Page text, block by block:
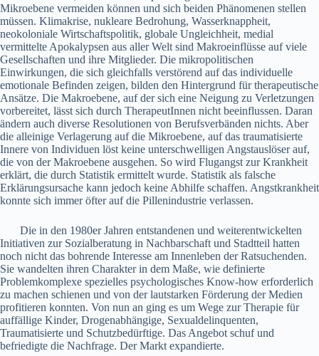
Mikroebene vermeiden können und sich beiden Phänomenen stellen
müssen. Klimakrise, nukleare Bedrohung, Wasserknappheit,
neokoloniale Wirtschaftspolitik, globale Ungleichheit, medial
vermittelte Apokalypsen aus aller Welt sind Makroeinflüsse auf viele
Gesellschaften und ihre Mitglieder. Die mikropolitischen
Einwirkungen, die sich gleichfalls verstörend auf das individuelle
emotionale Befinden zeigen, bilden den Hintergrund für therapeutische
Ansätze. Die Makroebene, auf der sich eine Neigung zu Verletzungen
vorbereitet, lässt sich durch TherapeutInnen nicht beeinflussen. Daran
ändern auch diverse Resolutionen von Berufsverbänden nichts. Aber
die alleinige Verlagerung auf die Mikroebene, auf das traumatisierte
Innere von Individuen löst keine unterschwelligen Angstauslöser auf,
die von der Makroebene ausgehen. So wird Flugangst zur Krankheit
erklärt, die durch Statistik ermittelt wurde. Statistik als falsche
Erklärungsursache kann jedoch keine Abhilfe schaffen. Angstkrankheit
konnte sich immer öfter auf die Pillenindustrie verlassen.
Die in den 1980er Jahren entstandenen und weiterentwickelten
Initiativen zur Sozialberatung in Nachbarschaft und Stadtteil hatten
noch nicht das bohrende Interesse am Innenleben der Ratsuchenden.
Sie wandelten ihren Charakter in dem Maße, wie definierte
Problemkomplexe spezielles psychologisches Know-how erforderlich
zu machen schienen und von der lautstarken Förderung der Medien
profitieren konnten. Von nun an ging es um Wege zur Therapie für
auffällige Kinder, Drogenabhängige, Sexualdelinquenten,
Traumatisierte und Schutzbedürftige. Das Angebot schuf und
befriedigte die Nachfrage. Der Markt expandierte.